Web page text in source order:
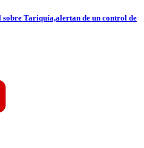
Tariquía,alertan de un control de